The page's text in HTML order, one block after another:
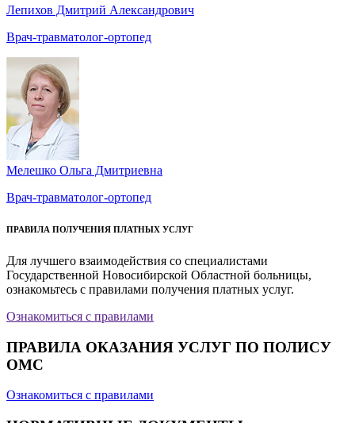
Лепихов Дмитрий Александрович
Врач-травматолог-ортопед
Мелешко Ольга Дмитриевна
Врач-травматолог-ортопед
ПРАВИЛА ПОЛУЧЕНИЯ ПЛАТНЫХ УСЛУГ
Для лучшего взаимодействия со специалистами
Государственной Новосибирской Областной больницы,
ознакомьтесь с правилами получения платных услуг.
Ознакомиться с правилами
ПРАВИЛА ОКАЗАНИЯ УСЛУГ ПО ПОЛИСУ
ОМС
Ознакомиться с правилами